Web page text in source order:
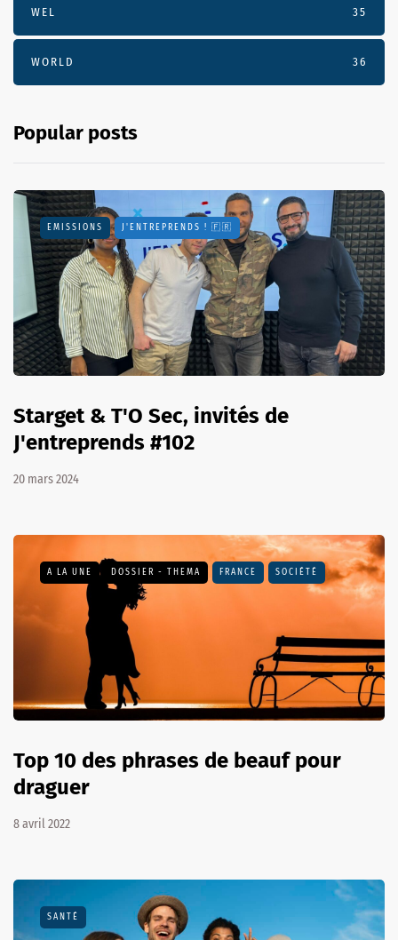
WEL 35
WORLD 36
Popular posts
EMISSIONS J'ENTREPRENDS ! 🇫🇷
Starget & T'O Sec, invités de
J'entreprends #102
20 mars 2024
A LA UNE DOSSIER - THEMA FRANCE SOCIÉTÉ
Top 10 des phrases de beauf pour
draguer
8 avril 2022
SANTÉ